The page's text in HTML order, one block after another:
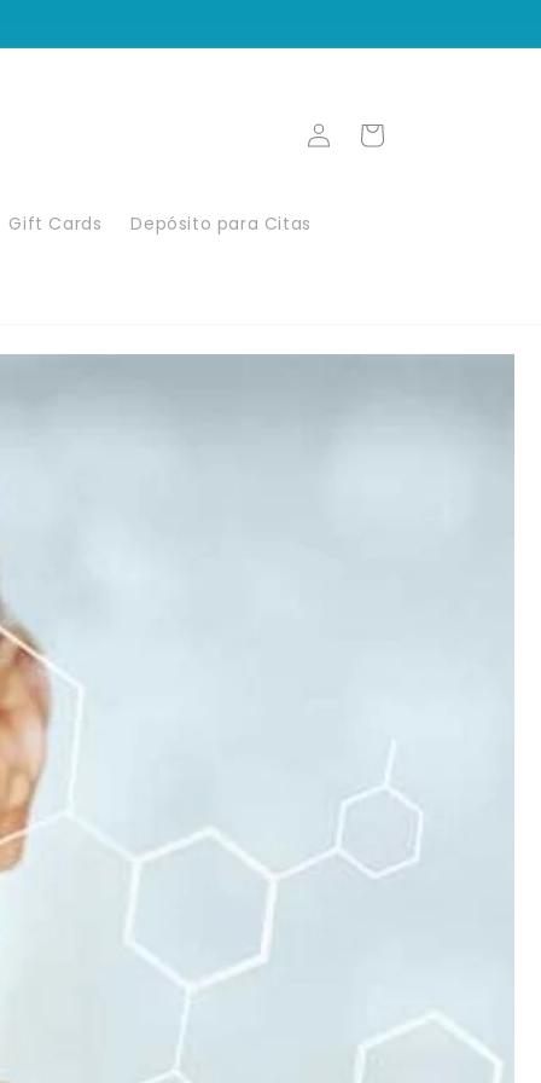
Gift Cards Depósito para Citas
Iniciar
sesión
Carrito